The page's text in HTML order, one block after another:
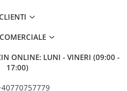
CLIENTI
ONLINE: LUNI - VINERI (09:00 -
17:00)